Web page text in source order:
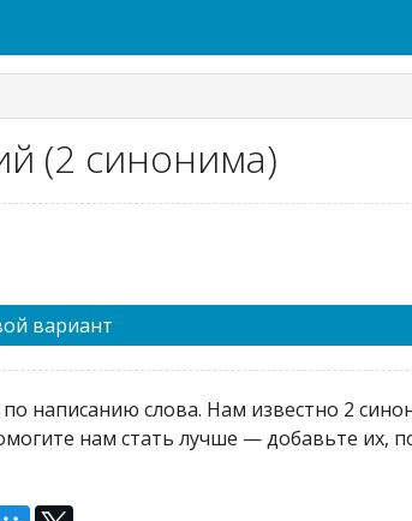
(2 синонима)
вариант
написанию слова. Нам известно 2
нам стать лучше — добавьте их,